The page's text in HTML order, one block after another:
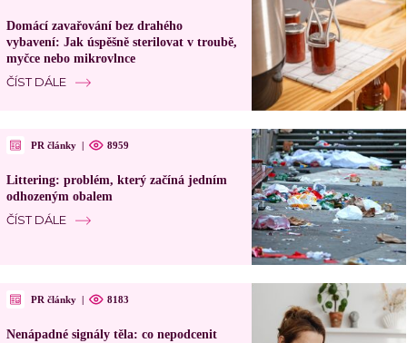
Domácí zavařování bez drahého
vybavení: Jak úspěšně sterilovat v troubě,
myčce nebo mikrovlnce
ČÍST DÁLE
PR články | 8959
Littering: problém, který začíná jedním
odhozeným obalem
ČÍST DÁLE
PR články | 8183
Nenápadné signály těla: co nepodcenit